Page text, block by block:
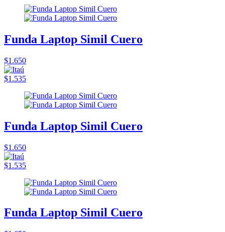
Funda Laptop Simil Cuero
$1.650
$1.535
Funda Laptop Simil Cuero
$1.650
$1.535
Funda Laptop Simil Cuero